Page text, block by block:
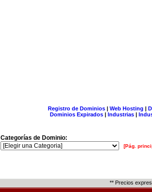
Registro de Dominios| Web Hosting |
Dominios Expirados | Industrias |
Categorías de Dominio:
[Pág.
** Precios